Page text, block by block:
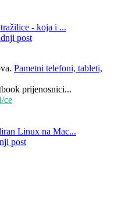
- koja i ...
post
Pametni telefoni, tableti,
prijenosnici...
ce
Linux na Mac...
post